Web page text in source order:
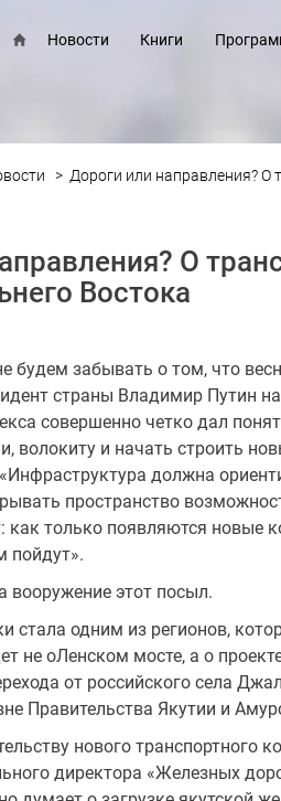
Новости Книги
> Дороги или направления? О
О
Востока
будем забывать о том, что
страны Владимир Путин
совершенно четко дал
волокиту и начать строить
должна
пространство
как только появляются новые
пойдут».
вооружение этот посыл.
стала одним из регионов,
не оЛенском мосте, а о
от российского села
Правительства Якутии и
нового транспортного
директора «Железных